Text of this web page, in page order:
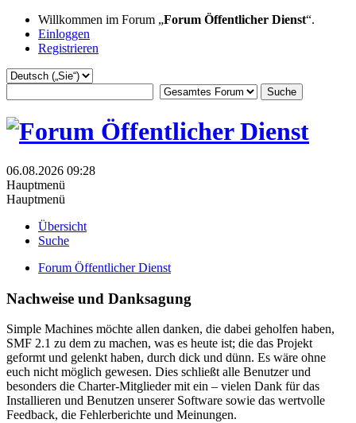
Willkommen im Forum „Forum Öffentlicher Dienst“.
Einloggen
Registrieren
06.08.2026 09:28
Hauptmenü
Hauptmenü
Übersicht
Suche
Forum Öffentlicher Dienst
Nachweise und Danksagung
Simple Machines möchte allen danken, die dabei geholfen haben,
SMF 2.1 zu dem zu machen, was es heute ist; die das Projekt
geformt und gelenkt haben, durch dick und dünn. Es wäre ohne
euch nicht möglich gewesen. Dies schließt alle Benutzer und
besonders die Charter-Mitglieder mit ein – vielen Dank für das
Installieren und Benutzen unserer Software sowie das wertvolle
Feedback, die Fehlerberichte und Meinungen.